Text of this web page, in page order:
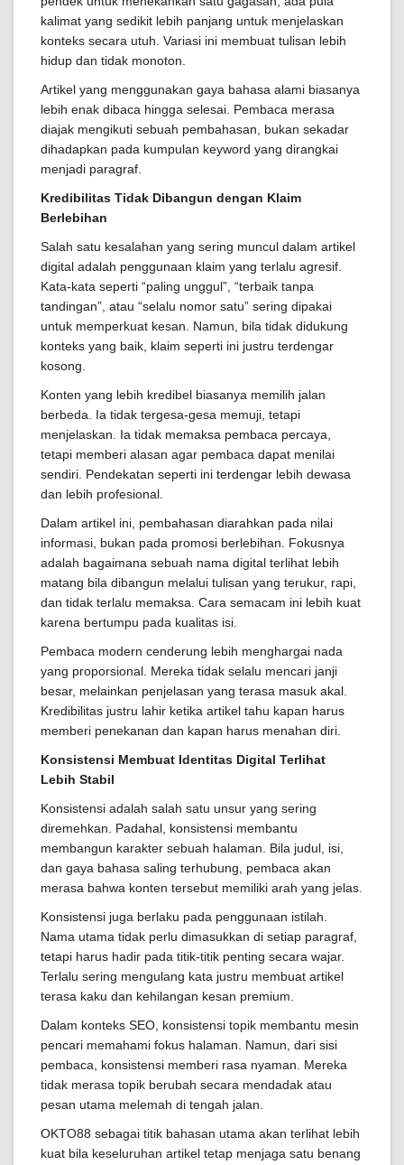
kalimat yang sedikit lebih panjang untuk menjelaskan
konteks secara utuh. Variasi ini membuat tulisan lebih
hidup dan tidak monoton.
Artikel yang menggunakan gaya bahasa alami biasanya
lebih enak dibaca hingga selesai. Pembaca merasa
diajak mengikuti sebuah pembahasan, bukan sekadar
dihadapkan pada kumpulan keyword yang dirangkai
menjadi paragraf.
Kredibilitas Tidak Dibangun dengan Klaim
Berlebihan
Salah satu kesalahan yang sering muncul dalam artikel
digital adalah penggunaan klaim yang terlalu agresif.
Kata-kata seperti “paling unggul”, “terbaik tanpa
tandingan”, atau “selalu nomor satu” sering dipakai
untuk memperkuat kesan. Namun, bila tidak didukung
konteks yang baik, klaim seperti ini justru terdengar
kosong.
Konten yang lebih kredibel biasanya memilih jalan
berbeda. Ia tidak tergesa-gesa memuji, tetapi
menjelaskan. Ia tidak memaksa pembaca percaya,
tetapi memberi alasan agar pembaca dapat menilai
sendiri. Pendekatan seperti ini terdengar lebih dewasa
dan lebih profesional.
Dalam artikel ini, pembahasan diarahkan pada nilai
informasi, bukan pada promosi berlebihan. Fokusnya
adalah bagaimana sebuah nama digital terlihat lebih
matang bila dibangun melalui tulisan yang terukur, rapi,
dan tidak terlalu memaksa. Cara semacam ini lebih kuat
karena bertumpu pada kualitas isi.
Pembaca modern cenderung lebih menghargai nada
yang proporsional. Mereka tidak selalu mencari janji
besar, melainkan penjelasan yang terasa masuk akal.
Kredibilitas justru lahir ketika artikel tahu kapan harus
memberi penekanan dan kapan harus menahan diri.
Konsistensi Membuat Identitas Digital Terlihat
Lebih Stabil
Konsistensi adalah salah satu unsur yang sering
diremehkan. Padahal, konsistensi membantu
membangun karakter sebuah halaman. Bila judul, isi,
dan gaya bahasa saling terhubung, pembaca akan
merasa bahwa konten tersebut memiliki arah yang jelas.
Konsistensi juga berlaku pada penggunaan istilah.
Nama utama tidak perlu dimasukkan di setiap paragraf,
tetapi harus hadir pada titik-titik penting secara wajar.
Terlalu sering mengulang kata justru membuat artikel
terasa kaku dan kehilangan kesan premium.
Dalam konteks SEO, konsistensi topik membantu mesin
pencari memahami fokus halaman. Namun, dari sisi
pembaca, konsistensi memberi rasa nyaman. Mereka
tidak merasa topik berubah secara mendadak atau
pesan utama melemah di tengah jalan.
OKTO88 sebagai titik bahasan utama akan terlihat lebih
kuat bila keseluruhan artikel tetap menjaga satu benang